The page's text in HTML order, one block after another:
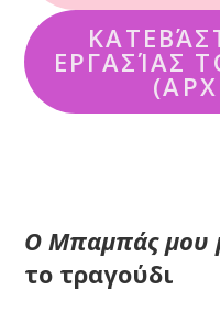
ΕΡΓΑΣΊΑΣ
Ο Μπαμπάς μου
το τραγούδι